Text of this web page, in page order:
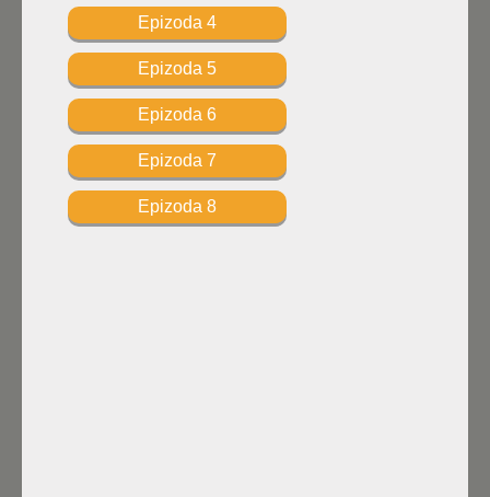
Epizoda 4
Epizoda 5
Epizoda 6
Epizoda 7
Epizoda 8